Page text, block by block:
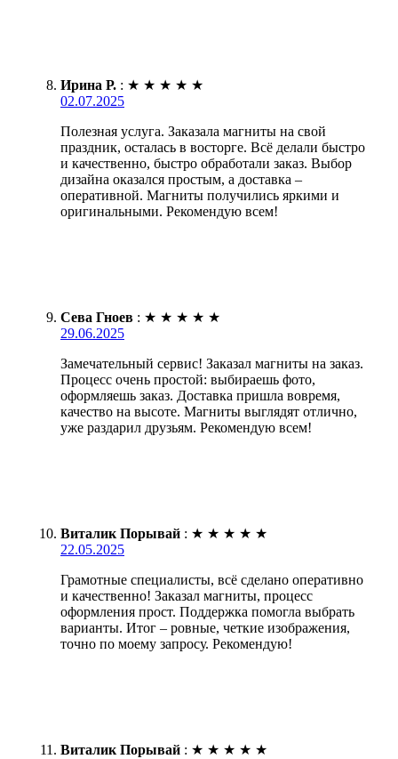
Ирина Р. : ★ ★ ★ ★ ★
02.07.2025
Полезная услуга. Заказала магниты на свой
праздник, осталась в восторге. Всё делали быстро
и качественно, быстро обработали заказ. Выбор
дизайна оказался простым, а доставка –
оперативной. Магниты получились яркими и
оригинальными. Рекомендую всем!
Сева Гноев : ★ ★ ★ ★ ★
29.06.2025
Замечательный сервис! Заказал магниты на заказ.
Процесс очень простой: выбираешь фото,
оформляешь заказ. Доставка пришла вовремя,
качество на высоте. Магниты выглядят отлично,
уже раздарил друзьям. Рекомендую всем!
Виталик Порывай : ★ ★ ★ ★ ★
22.05.2025
Грамотные специалисты, всё сделано оперативно
и качественно! Заказал магниты, процесс
оформления прост. Поддержка помогла выбрать
варианты. Итог – ровные, четкие изображения,
точно по моему запросу. Рекомендую!
Виталик Порывай : ★ ★ ★ ★ ★